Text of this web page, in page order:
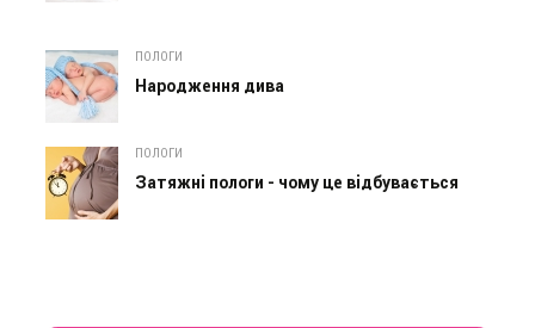
ПОЛОГИ
Народження дива
ПОЛОГИ
Затяжні пологи - чому це відбувається